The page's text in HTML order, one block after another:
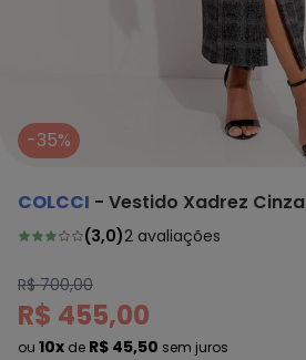
-35%
COLCCI - Vestido Xadrez Cinza
(3,0)2 avaliações
R$ 700,00
R$ 455,00
ou 10x de R$ 45,50 sem juros